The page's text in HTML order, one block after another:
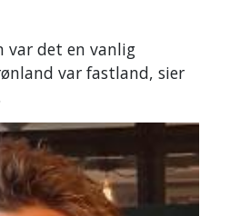
var det en vanlig
var fastland, sier